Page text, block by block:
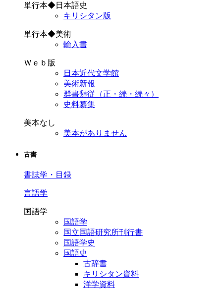
単行本◆日本語史
キリシタン版
単行本◆美術
輸入書
Ｗｅｂ版
日本近代文学館
美術新報
群書類従（正・続・続々）
史料纂集
美本なし
美本がありません
古書
書誌学・目録
言語学
国語学
国語学
国立国語研究所刊行書
国語学史
国語史
古辞書
キリシタン資料
洋学資料